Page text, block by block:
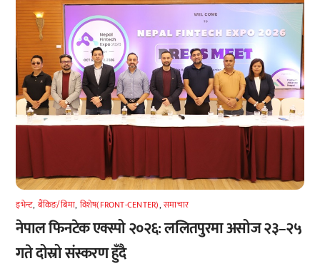
इभेन्ट, बैंकिङ/बिमा, विशेष(FRONT-CENTER),समाचार
नेपाल फिनटेक एक्स्पो २०२६: ललितपुरमा असोज २३–२५
गते दोस्रो संस्करण हुँदै